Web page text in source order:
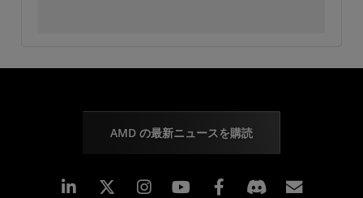
AMD の最新ニュースを購読
Linkedin Instagram Facebook